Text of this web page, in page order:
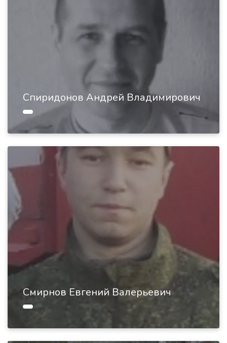
Спиридонов Андрей Владимирович
Смирнов Евгений Валерьевич